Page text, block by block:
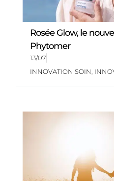
Rosée Glow, le
Phytomer
13/07
INNOVATION SOIN,